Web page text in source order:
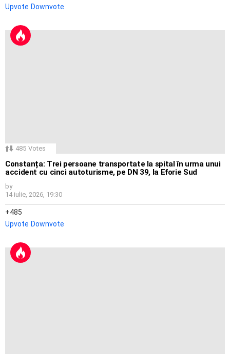
Upvote Downvote
485 Votes
Constanța: Trei persoane transportate la spital în urma unui
accident cu cinci autoturisme, pe DN 39, la Eforie Sud
by
14 iulie, 2026, 19:30
485
Upvote Downvote